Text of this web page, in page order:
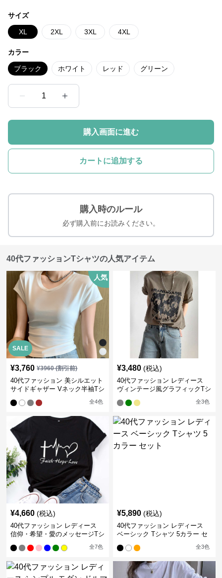
サイズ
XL 2XL 3XL 4XL
カラー
ブラック ホワイト レッド グリーン
1
購入画面に進む
カートに追加する
購入時のルール
必ず購入前にお読みください。
40代ファッションTシャツの人気アイテム
SALE
人気
¥3,760 ¥3960(割引前)
40代ファッション 美シルエット
サイドギャザー Vネック半袖Tシ
全4色
¥3,480 (税込)
40代ファッション レディース
ヴィンテージ風グラフィックTシ
全3色
¥4,660 (税込)
40代ファッション レディース
信仰・希望・愛のメッセージTシ
全7色
¥5,890 (税込)
40代ファッション レディース
ベーシック Tシャツ 5カラー セ
全3色